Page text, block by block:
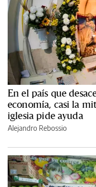
En el país que
economía, casi la
iglesia pide ayuda
Alejandro Rebossio